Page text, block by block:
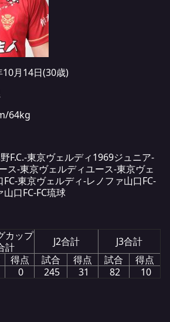
月14日(30歳)
64kg
F.C.-東京ヴェルディ1969ジュニア-
ス-東京ヴェルディユース-東京ヴェ
東京ヴェルディ-レノファ山口FC-
口FC-FC琉球
カップ
計
J2合計
J3合計
得点 試合 得点 試合
得点
0 245 31 82 10